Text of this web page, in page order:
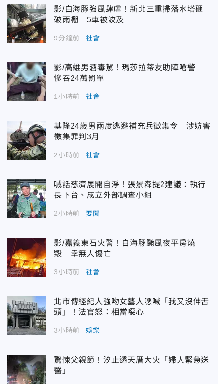
影/白海豚強風肆虐！新北三重掃落水塔砸
破雨棚 5車被波及
9分鐘前 社會
影/高雄男酒毒駕！瑪莎拉蒂友助陣嗆警
慘吞24萬罰單
1小時前 社會
基隆24歲男兩度逃避補充兵徵集令 涉妨害
徵集罪判3月
2小時前 社會
喊話慈濟展開自淨！張景森提2建議：執行
長下台、成立外部調查小組
2小時前 要聞
影/嘉義東石火警！白海豚颱風夜平房燒
毀 幸無人傷亡
3小時前 社會
北市傳經紀人強吻女藝人噁喊「我又沒伸舌
頭」！法官怒：相當噁心
3小時前 娛樂
驚悚父親節！汐止透天厝大火「婦人緊急送
醫」